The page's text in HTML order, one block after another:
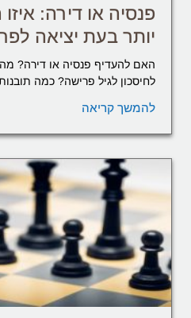
פנסיה או דירה:
יותר בעת יציאה
האם להעדיף פנסיה או דירה?
לחיסכון לגיל פרישה? כמה
להמשך קריאה